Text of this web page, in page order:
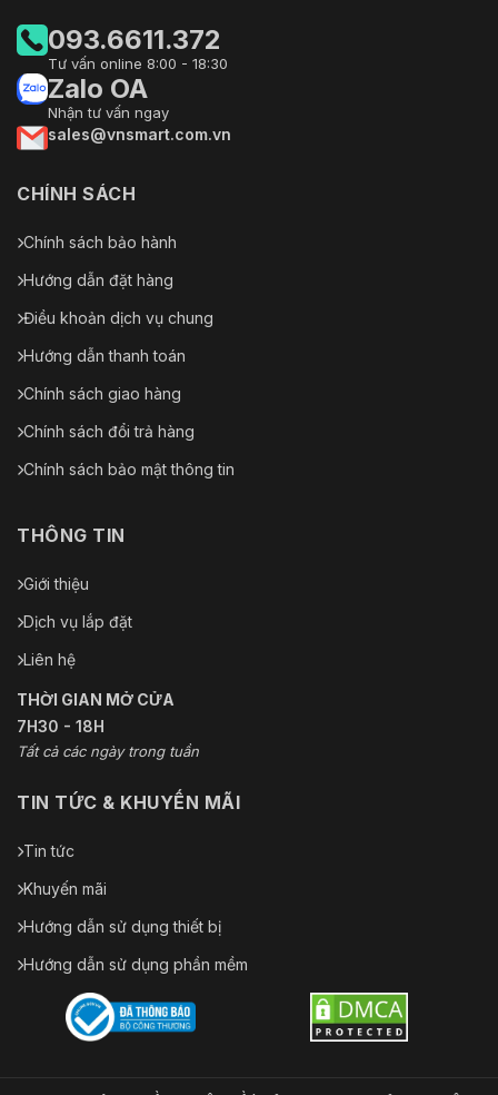
093.6611.372
Tư vấn online 8:00 - 18:30
Zalo OA
Nhận tư vấn ngay
sales@vnsmart.com.vn
CHÍNH SÁCH
Chính sách bảo hành
Hướng dẫn đặt hàng
Điều khoản dịch vụ chung
Hướng dẫn thanh toán
Chính sách giao hàng
Chính sách đổi trả hàng
Chính sách bảo mật thông tin
THÔNG TIN
Giới thiệu
Dịch vụ lắp đặt
Liên hệ
THỜI GIAN MỞ CỬA
7H30 - 18H
Tất cả các ngày trong tuần
TIN TỨC & KHUYẾN MÃI
Tin tức
Khuyến mãi
Hướng dẫn sử dụng thiết bị
Hướng dẫn sử dụng phần mềm